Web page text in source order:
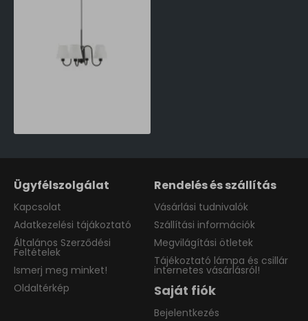
Ügyfélszolgálat
Kapcsolat
Adatkezelési tájákoztató
Általános Szerződési
Feltételek
Ismerj meg minket!
Oldaltérkép
Rendelés és szállítás
Vásárlási tudnivalók
Szállítási információk
Megvilágítási ötletek
Tájékoztató lámpa és csillár
internetes vásárlásról!
Saját fiók
Bejelentkezés